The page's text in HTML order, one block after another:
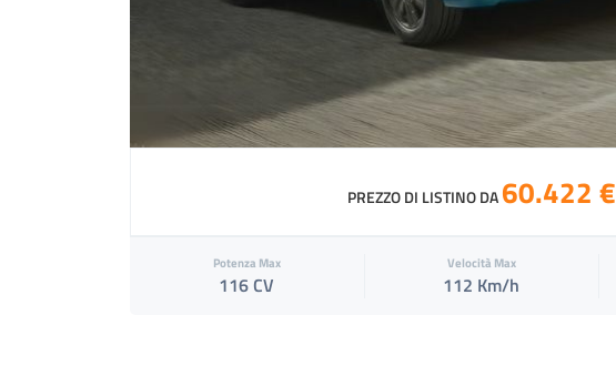
PREZZO DI LISTINO DA60.422 €
Potenza Max
116 CV
Velocità Max
112 Km/h